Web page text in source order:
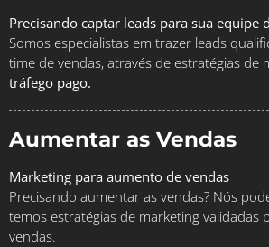
Precisando captar leads para sua equipe
Somos especialistas em trazer leads
time de vendas, através de estratégias de
tráfego pago.
Aumentar as Vendas
Marketing para aumento de vendas
Precisando aumentar as vendas? Nós
temos estratégias de marketing validadas
vendas.